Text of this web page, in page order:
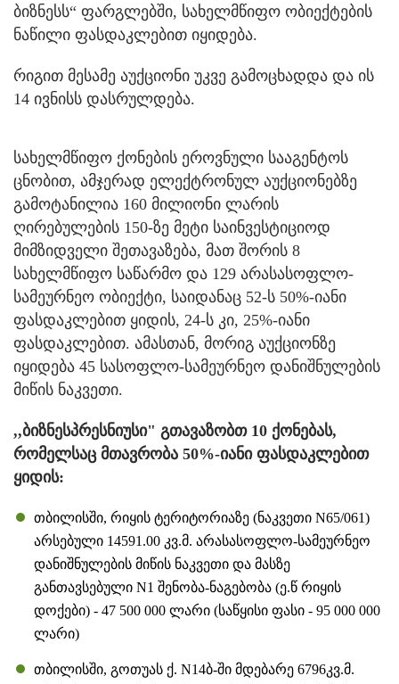
ბიზნესს“ ფარგლებში, სახელმწიფო ობიექტების
ნაწილი ფასდაკლებით იყიდება.
რიგით მესამე აუქციონი უკვე გამოცხადდა და ის
14 ივნისს დასრულდება.
სახელმწიფო ქონების ეროვნული სააგენტოს
ცნობით, ამჯერად ელექტრონულ აუქციონებზე
გამოტანილია 160 მილიონი ლარის
ღირებულების 150-ზე მეტი საინვესტიციოდ
მიმზიდველი შეთავაზება, მათ შორის 8
სახელმწიფო საწარმო და 129 არასასოფლო-
სამეურნეო ობიექტი, საიდანაც 52-ს 50%-იანი
ფასდაკლებით ყიდის, 24-ს კი, 25%-იანი
ფასდაკლებით. ამასთან, მორიგ აუქციონზე
იყიდება 45 სასოფლო-სამეურნეო დანიშნულების
მიწის ნაკვეთი.
,,ბიზნესპრესნიუსი" გთავაზობთ 10 ქონებას,
რომელსაც მთავრობა 50%-იანი ფასდაკლებით
ყიდის:
თბილისში, რიყის ტერიტორიაზე (ნაკვეთი N65/061)
არსებული 14591.00 კვ.მ. არასასოფლო-სამეურნეო
დანიშნულების მიწის ნაკვეთი და მასზე
განთავსებული N1 შენობა-ნაგებობა (ე.წ რიყის
დოქები) - 47 500 000 ლარი (საწყისი ფასი - 95 000 000
ლარი)
თბილისში, გოთუას ქ. N14ბ-ში მდებარე 6796კვ.მ.